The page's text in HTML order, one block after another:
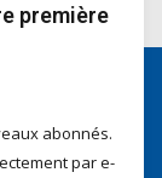
d'aider
vragen kan je
première
abonnés.
par e-